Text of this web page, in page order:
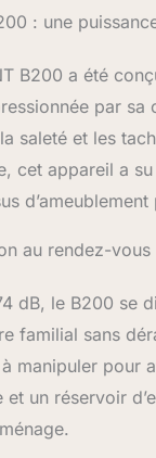
la
: une
B200 a été
par
saleté et les
cet appareil a
au rendez-vous
dB, le B200 se
familial sans
manipuler pour
et un réservoir